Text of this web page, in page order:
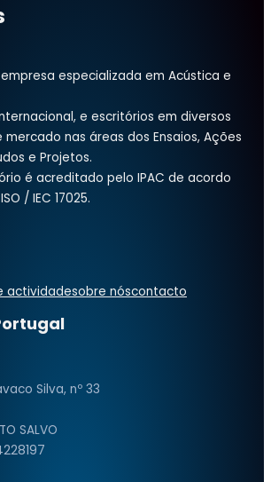
especializada em Acústica e
e escritórios em diversos
nas áreas dos Ensaios, Ações
e Projetos.
é acreditado pelo IPAC de acordo
/ IEC 17025.
actividadesobre nóscontacto
Silva, nº 33
SALVO